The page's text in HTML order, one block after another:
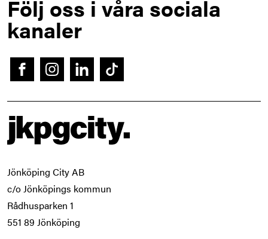
Följ oss i våra sociala
kanaler
FacebookInstagramLinkedInTiktok
Jönköping City AB
c/o Jönköpings kommun
Rådhusparken 1
551 89 Jönköping